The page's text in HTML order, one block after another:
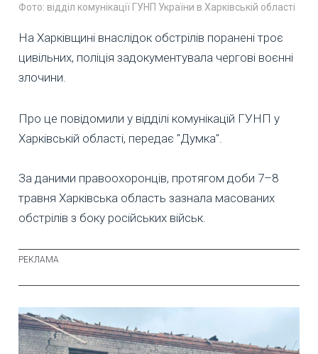
Фото: відділ комунікації ГУНП України в Харківській області
На Харківщині внаслідок обстрілів поранені троє
цивільних, поліція задокументувала чергові воєнні
злочини.
Про це повідомили у відділі комунікацій ГУНП у
Харківській області, передає "Думка".
За даними правоохоронців, протягом доби 7–8
травня Харківська область зазнала масованих
обстрілів з боку російських військ.